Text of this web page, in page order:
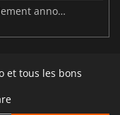
Le DLC Nioh 3 : Hell Rising est officiellement annoncé
et tous les bons